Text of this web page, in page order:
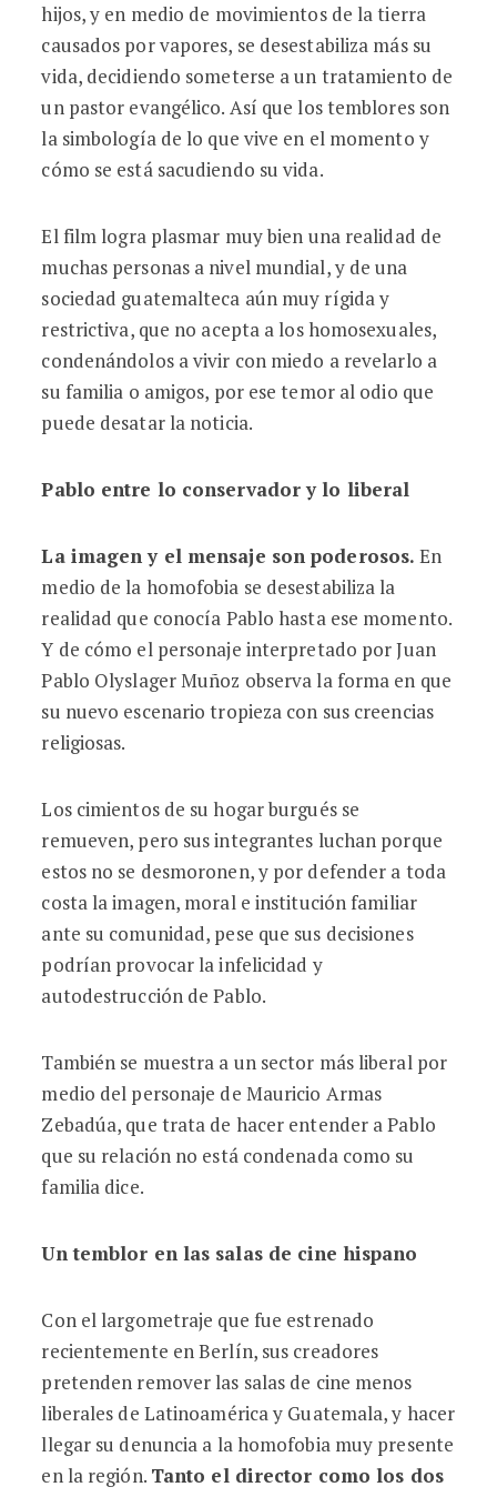
hijos, y en medio de movimientos de la tierra
causados por vapores, se desestabiliza más su
vida, decidiendo someterse a un tratamiento de
un pastor evangélico. Así que los temblores son
la simbología de lo que vive en el momento y
cómo se está sacudiendo su vida.
El film logra plasmar muy bien una realidad de
muchas personas a nivel mundial, y de una
sociedad guatemalteca aún muy rígida y
restrictiva, que no acepta a los homosexuales,
condenándolos a vivir con miedo a revelarlo a
su familia o amigos, por ese temor al odio que
puede desatar la noticia.
Pablo entre lo conservador y lo liberal
La imagen y el mensaje son poderosos. En
medio de la homofobia se desestabiliza la
realidad que conocía Pablo hasta ese momento.
Y de cómo el personaje interpretado por Juan
Pablo Olyslager Muñoz observa la forma en que
su nuevo escenario tropieza con sus creencias
religiosas.
Los cimientos de su hogar burgués se
remueven, pero sus integrantes luchan porque
estos no se desmoronen, y por defender a toda
costa la imagen, moral e institución familiar
ante su comunidad, pese que sus decisiones
podrían provocar la infelicidad y
autodestrucción de Pablo.
También se muestra a un sector más liberal por
medio del personaje de Mauricio Armas
Zebadúa, que trata de hacer entender a Pablo
que su relación no está condenada como su
familia dice.
Un temblor en las salas de cine hispano
Con el largometraje que fue estrenado
recientemente en Berlín, sus creadores
pretenden remover las salas de cine menos
liberales de Latinoamérica y Guatemala, y hacer
llegar su denuncia a la homofobia muy presente
en la región. Tanto el director como los dos